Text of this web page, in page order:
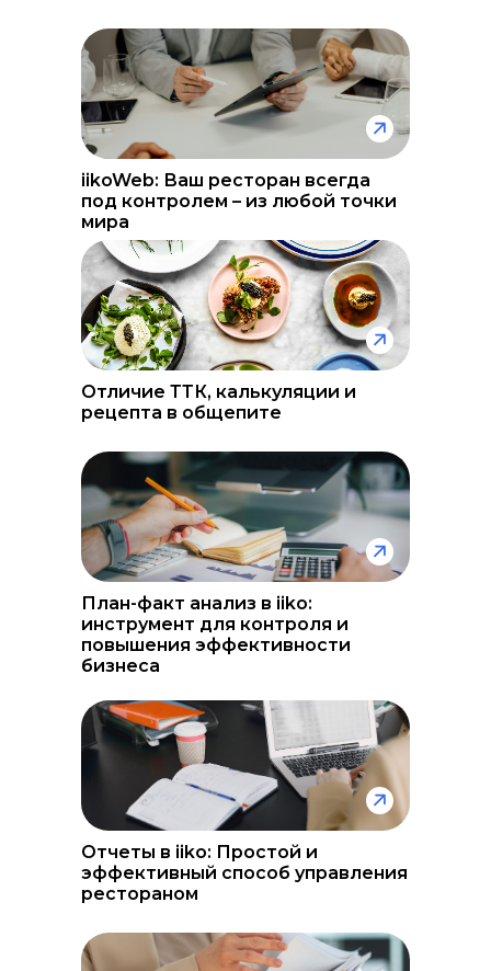
Отчеты в iiko: Простой и
эффективный способ управления
рестораном
Отличие ТТК, калькуляции и
рецепта в общепите
План-факт анализ в iiko:
инструмент для контроля и
повышения эффективности
бизнеса
iikoWeb: Ваш ресторан всегда
под контролем – из любой точки
мира